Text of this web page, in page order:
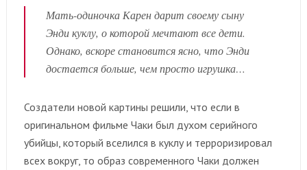
Мать-одиночка Карен дарит своему сыну
Энди куклу, о которой мечтают все дети.
Однако, вскоре становится ясно, что Энди
достается больше, чем просто игрушка…
Создатели новой картины решили, что если в
оригинальном фильме Чаки был духом серийного
убийцы, который вселился в куклу и терроризировал
всех вокруг, то образ современного Чаки должен